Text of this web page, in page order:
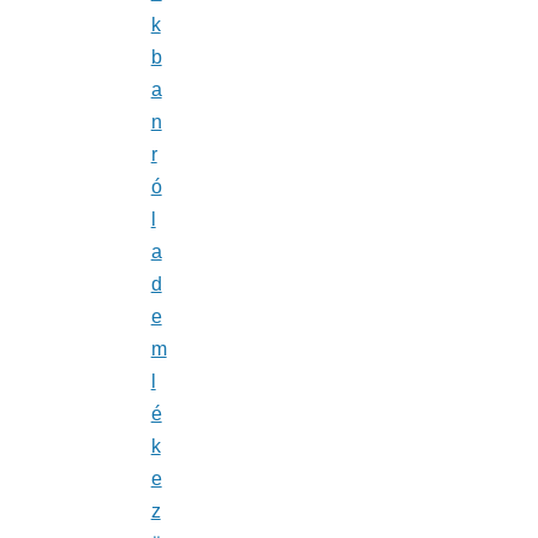
k
b
a
n
r
ó
a
d
e
m
é
k
e
z